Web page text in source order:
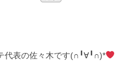
代表の佐々木です(∩╹∀╹∩)*